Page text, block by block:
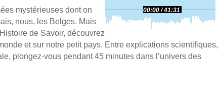
00:00 41:31
mystérieuses dont on
nous, les Belges. Mais
de Savoir, découvrez
et sur notre petit pays. Entre explications scientifiques,
plongez-vous pendant 45 minutes dans l’univers des